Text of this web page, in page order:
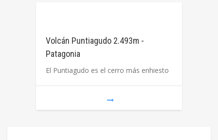
Volcán Puntiagudo 2.493m -
Patagonia
El Puntiagudo es el cerro más enhiesto